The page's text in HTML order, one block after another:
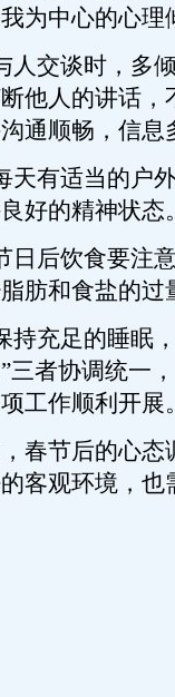
为中心的心理
交谈时，多倾
他人的讲话
通顺畅，信
有适当的户外
好的精神状态。
后饮食要注意
肪和食盐的过
充足的睡眠，
三者协调统一
工作顺利开展。
节后的心态
客观环境，